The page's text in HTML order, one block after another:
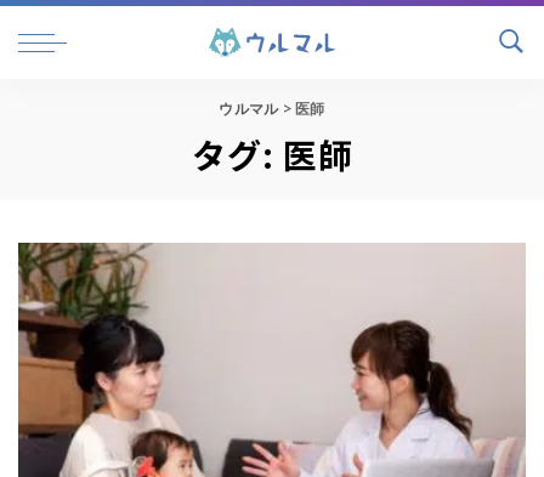
ウルマル>医師
タグ: 医師